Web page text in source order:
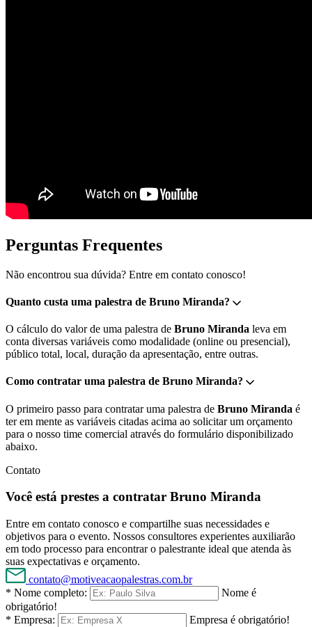
Perguntas Frequentes
Não encontrou sua dúvida? Entre em contato conosco!
Quanto custa uma palestra de Bruno Miranda?
O cálculo do valor de uma palestra de Bruno Miranda leva em
conta diversas variáveis como modalidade (online ou presencial),
público total, local, duração da apresentação, entre outras.
Como contratar uma palestra de Bruno Miranda?
O primeiro passo para contratar uma palestra de Bruno Miranda é
ter em mente as variáveis citadas acima ao solicitar um orçamento
para o nosso time comercial através do formulário disponibilizado
abaixo.
Contato
Você está prestes a contratar Bruno Miranda
Entre em contato conosco e compartilhe suas necessidades e
objetivos para o evento. Nossos consultores experientes auxiliarão
em todo processo para encontrar o palestrante ideal que atenda às
suas expectativas e orçamento.
contato@motiveacaopalestras.com.br
* Nome completo:
Nome é
obrigatório!
* Empresa:
Empresa é obrigatório!